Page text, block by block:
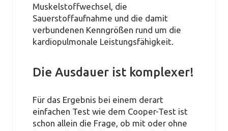
Muskelstoffwechsel, die
Sauerstoffaufnahme und die damit
verbundenen Kenngrößen rund um die
kardiopulmonale Leistungsfähigkeit.
Die Ausdauer ist komplexer!
Für das Ergebnis bei einem derart
einfachen Test wie dem Cooper-Test ist
schon allein die Frage, ob mit oder ohne